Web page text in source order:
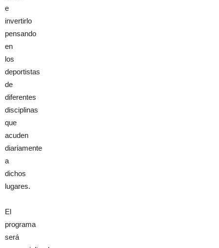
e
invertirlo
pensando
en
los
deportistas
de
diferentes
disciplinas
que
acuden
diariamente
a
dichos
lugares.
El
programa
será